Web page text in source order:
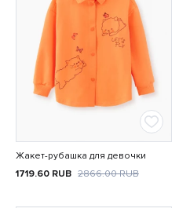
Жакет-рубашка для девочки
1719.60 RUB 2866.00RUB